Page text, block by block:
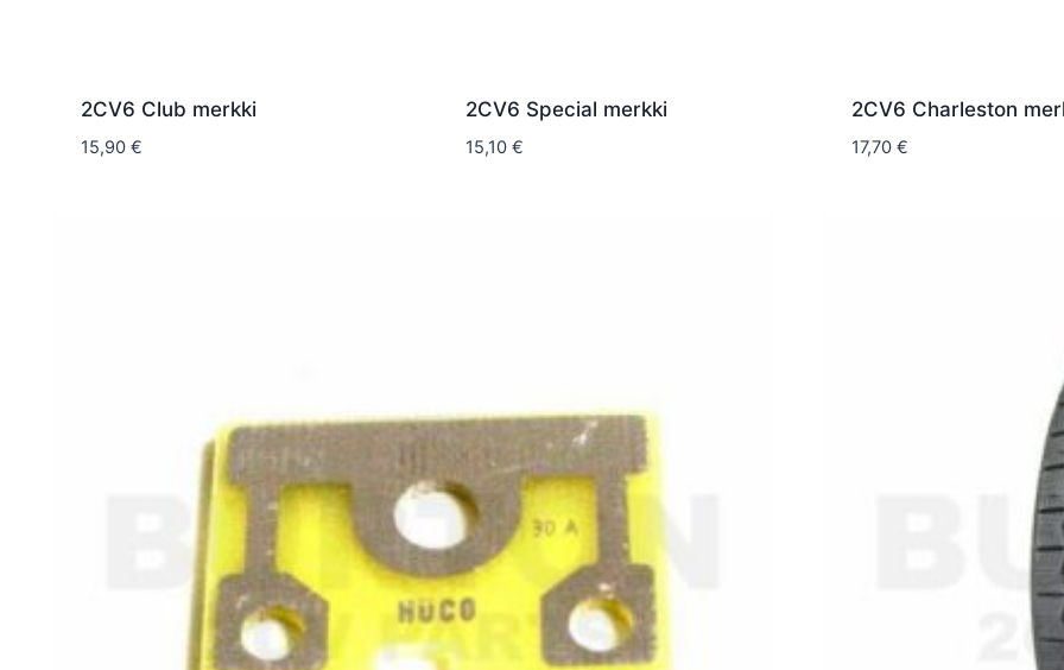
2CV6 Club merkki
15,90 €
2CV6 Special merkki
15,10 €
2CV6 Charleston
17,70 €